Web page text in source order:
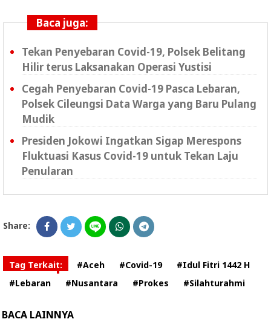
Baca juga:
Tekan Penyebaran Covid-19, Polsek Belitang
Hilir terus Laksanakan Operasi Yustisi
Cegah Penyebaran Covid-19 Pasca Lebaran,
Polsek Cileungsi Data Warga yang Baru Pulang
Mudik
Presiden Jokowi Ingatkan Sigap Merespons
Fluktuasi Kasus Covid-19 untuk Tekan Laju
Penularan
Share:
Tag Terkait: #Aceh #Covid-19
#Idul Fitri 1442 H
#Lebaran
#Nusantara #Prokes #Silahturahmi
BACA LAINNYA